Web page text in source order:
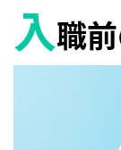
入職